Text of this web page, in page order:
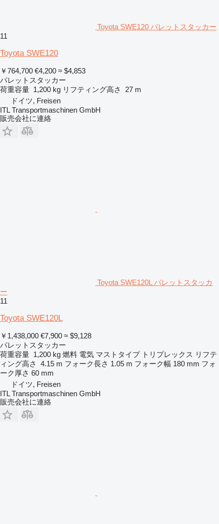
Toyota SWE120 パレットスタッカー
11
Toyota SWE120
￥764,700 €4,200 ≈ $4,853
パレットスタッカー
荷重容量 1,200 kg リフティング高さ
27 m
ドイツ, Freisen
ITL Transportmaschinen GmbH
販売会社に連絡
Toyota SWE120L パレットスタッカ
ー
11
Toyota SWE120L
￥1,438,000 €7,900 ≈ $9,128
パレットスタッカー
荷重容量 1,200 kg 燃料 電気 マストタイプ トリプレックス リフテ
ィング高さ
4.15 m フォーク長さ 1.05 m フォーク幅 180 mm フォ
ーク厚さ 60 mm
ドイツ, Freisen
ITL Transportmaschinen GmbH
販売会社に連絡